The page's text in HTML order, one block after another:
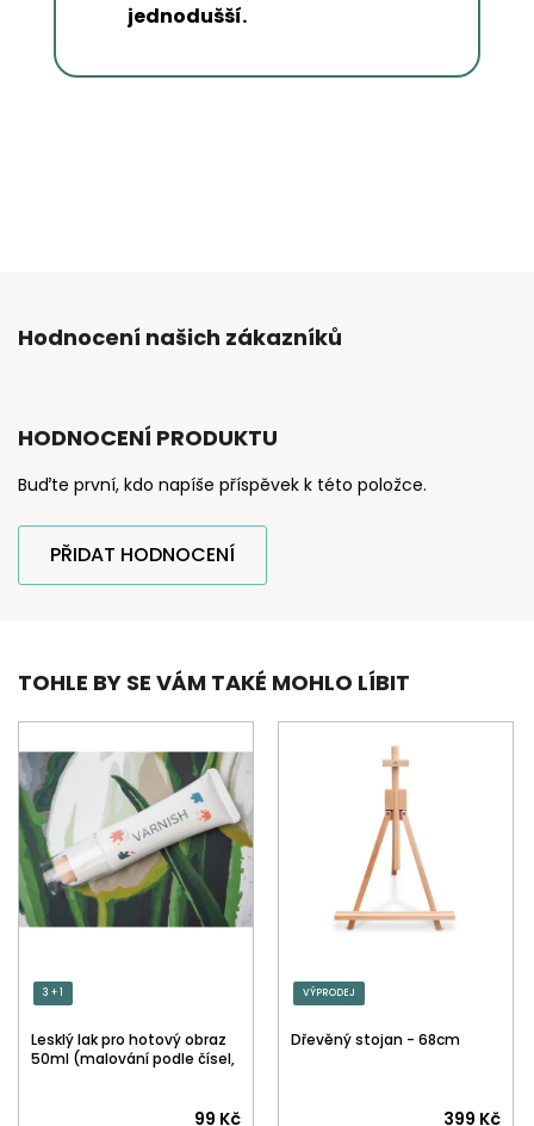
jednodušší.
Hodnocení našich zákazníků
HODNOCENÍ PRODUKTU
Buďte první, kdo napíše příspěvek k této položce.
PŘIDAT HODNOCENÍ
TOHLE BY SE VÁM TAKÉ MOHLO LÍBIT
3 + 1
Lesklý lak pro hotový obraz
50ml (malování podle čísel,
99 Kč
VÝPRODEJ
Dřevěný stojan - 68cm
399 Kč